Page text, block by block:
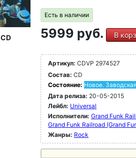
CD
Есть в наличии
5999 руб. В
Артикул: CDVP 2974527
Состав: CD
Состояние: Новое.
Дата релиза: 20-05-2015
Лейбл: Universal
Исполнители: Grand Funk
Grand Funk Railroad (Grand
Жанры: Rock